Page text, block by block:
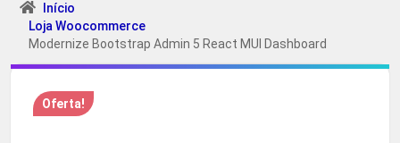
...
Início
Loja Woocommerce
Modernize Bootstrap Admin 5 React MUI Dashboard
Oferta!